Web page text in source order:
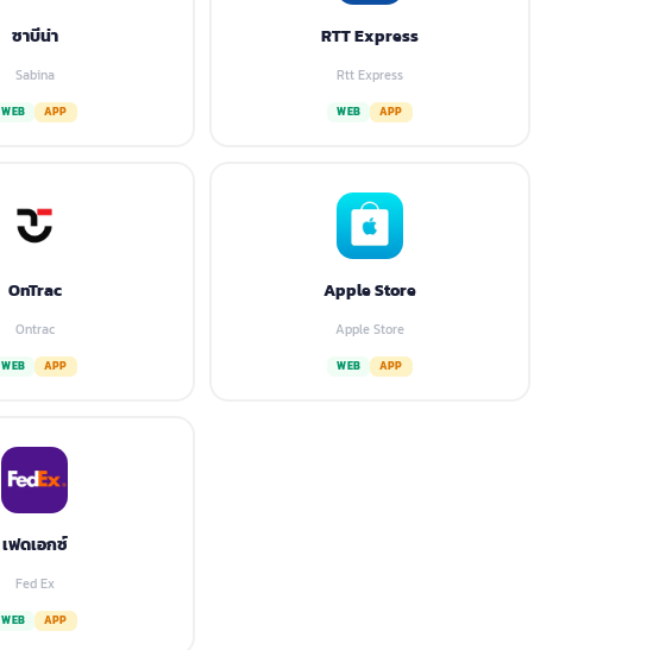
ซาบีน่า
Sabina
WEB APP
RTT Express
Rtt Express
WEB APP
OnTrac
Ontrac
WEB APP
Apple Store
Apple Store
WEB APP
เฟดเอกซ์
Fed Ex
WEB APP